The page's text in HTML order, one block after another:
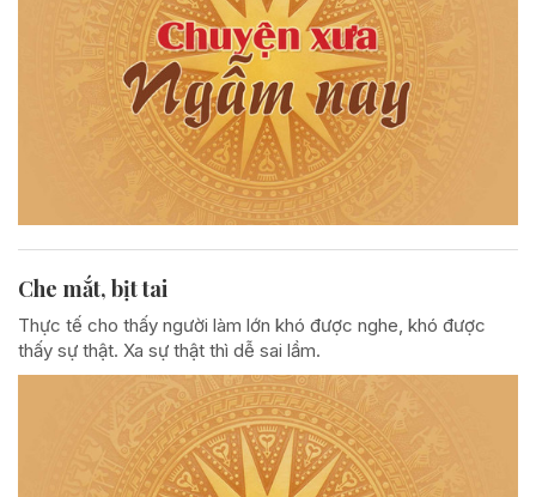
Che mắt, bịt tai
Thực tế cho thấy người làm lớn khó được nghe, khó được
thấy sự thật. Xa sự thật thì dễ sai lầm.